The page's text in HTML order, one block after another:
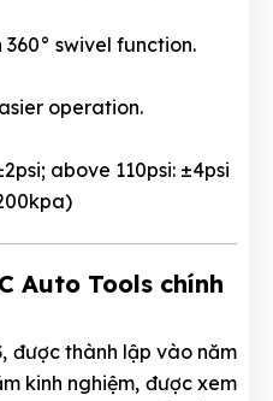
swivel function.
operation.
above 110psi: ±4psi
Auto Tools chính
, được thành lập vào năm
kinh nghiệm, được xem